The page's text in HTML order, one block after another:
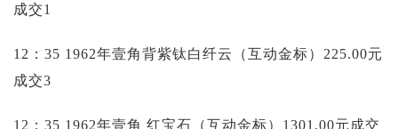
成交1
12：35 1962年壹角背紫钛白纤云（互动金标）225.00元
成交3
12：35 1962年壹角 红宝石（互动金标）1301.00元成交